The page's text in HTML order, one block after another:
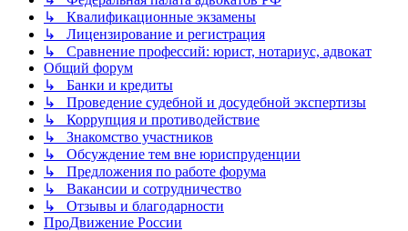
↳ Квалификационные экзамены
↳ Лицензирование и регистрация
↳ Сравнение профессий: юрист, нотариус, адвокат
Общий форум
↳ Банки и кредиты
↳ Проведение судебной и досудебной экспертизы
↳ Коррупция и противодействие
↳ Знакомство участников
↳ Обсуждение тем вне юриспруденции
↳ Предложения по работе форума
↳ Вакансии и сотрудничество
↳ Отзывы и благодарности
ПроДвижение России